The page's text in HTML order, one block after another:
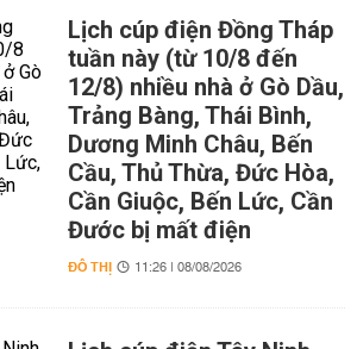
Lịch cúp điện Đồng Tháp
tuần này (từ 10/8 đến
12/8) nhiều nhà ở Gò Dầu,
Trảng Bàng, Thái Bình,
Dương Minh Châu, Bến
Cầu, Thủ Thừa, Đức Hòa,
Cần Giuộc, Bến Lức, Cần
Đước bị mất điện
ĐÔ THỊ 11:26 | 08/08/2026